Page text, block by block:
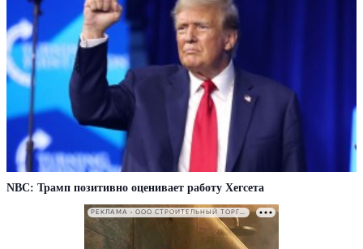
NBC: Трамп позитивно оценивает работу Хегсета
РЕКЛАМА • ООО СТРОИТЕЛЬНЫЙ ТОРГОВЫЙ ДОМ «ПЕТРОВИЧ». ИНН: 7802348846